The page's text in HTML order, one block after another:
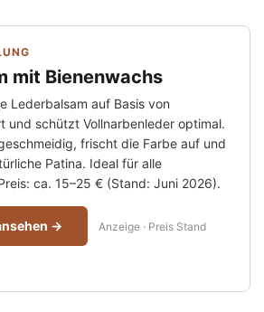
mit Bienenwachs
Lederbalsam auf Basis von
und schützt Vollnarbenleder optimal.
frischt die Farbe auf und
Patina. Ideal für alle
ca. 15–25 € (Stand: Juni 2026).
→ Anzeige · Preis Stand